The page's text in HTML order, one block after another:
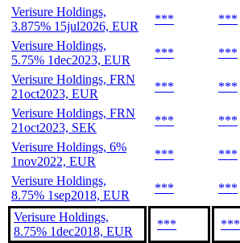
Verisure Holdings,
3.875% 15jul2026, EUR
*** ***
Verisure Holdings,
5.75% 1dec2023, EUR
*** ***
Verisure Holdings, FRN
21oct2023, EUR
*** ***
Verisure Holdings, FRN
21oct2023, SEK
*** ***
Verisure Holdings, 6%
1nov2022, EUR
*** ***
Verisure Holdings,
8.75% 1sep2018, EUR
*** ***
Verisure Holdings,
8.75% 1dec2018, EUR
*** ***